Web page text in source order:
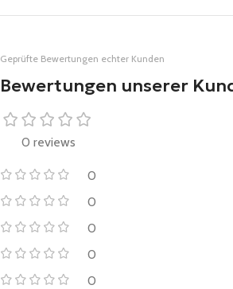
Geprüfte Bewertungen echter Kunden
Bewertungen unserer
0 reviews
0
0
0
0
0